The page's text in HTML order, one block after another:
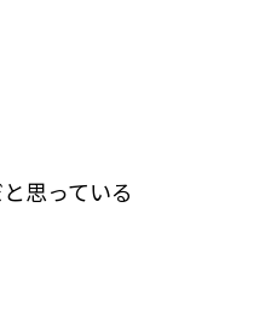
思っている